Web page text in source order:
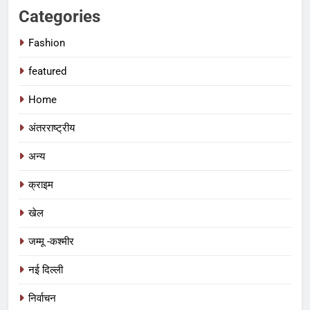
Categories
Fashion
featured
Home
अंतरराष्ट्रीय
अन्य
क्राइम
खेल
जम्मू -कश्मीर
नई दिल्ली
निर्वाचन